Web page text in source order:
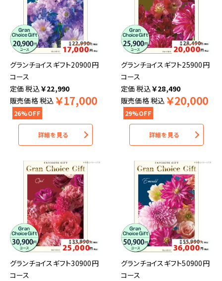
グランチョイスギフト20900円
コース
税込￥22,990
販売価格税込 ￥17,000
26%OFF
詳細を見る
グランチョイスギフト25900円
コース
税込￥28,490
販売価格税込 ￥20,000
29%OFF
詳細を見る
グランチョイスギフト30900円
コース
グランチョイスギフト50900円
コース